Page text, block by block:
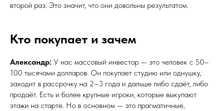
второй раз. Это значит, что они довольны результатом.
Кто покупает и зачем
Александр: У нас массовый инвестор — это человек с 50–
100 тысячами долларов. Он покупает студию или однушку,
заходит в рассрочку на 2–3 года и дальше либо сдаёт, либо
продаёт. Есть и более крупные игроки, которые выкупают
этажи на старте. Но в основном — это прагматичные,